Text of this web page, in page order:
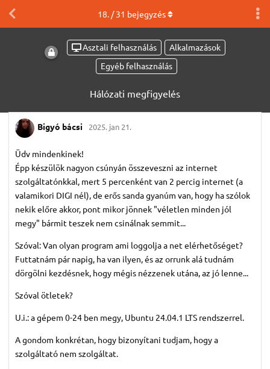
Asztali felhasználás
Alkalmazások
Egyéb felhasználás
Hálózati megfigyelés
18. /31 bejegyzés
Bigyó bácsi 2025. jan 21.
Üdv mindenkinek!
Épp készülök nagyon csúnyán összeveszni az internet
szolgáltatónkkal, mert 5 percenként van 2 percig internet (a
valamikori DIGI nél), de erős sanda gyanúm van, hogy ha szólok
nekik előre akkor, pont mikor jönnek "véletlen minden jól
megy" bármit teszek nem csinálnak semmit...
Szóval: Van olyan program ami loggolja a net elérhetőséget?
Futtatnám pár napig, ha van ilyen, és az orrunk alá tudnám
dörgölni kezdésnek, hogy mégis nézzenek utána, az jó lenne...
Szóval ötletek?
U.i.: a gépem 0-24 ben megy, Ubuntu 24.04.1 LTS rendszerrel.
A gondom konkrétan, hogy bizonyítani tudjam, hogy a
szolgáltató nem szolgáltat.